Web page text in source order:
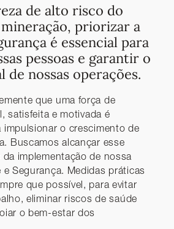
de alto risco do
priorizar a
é essencial para
pessoas e garantir o
de nossas operações.
que uma força de
satisfeita e motivada é
impulsionar o crescimento de
Buscamos alcançar esse
implementação de nossa
e Segurança. Medidas práticas
que possível, para evitar
eliminar riscos de saúde
o bem-estar dos